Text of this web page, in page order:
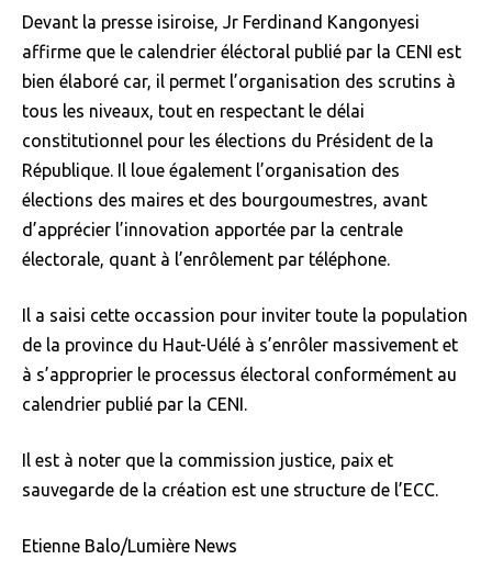
Devant la presse isiroise, Jr Ferdinand Kangonyesi
affirme que le calendrier éléctoral publié par la CENI est
bien élaboré car, il permet l’organisation des scrutins à
tous les niveaux, tout en respectant le délai
constitutionnel pour les élections du Président de la
République. Il loue également l’organisation des
élections des maires et des bourgoumestres, avant
d’apprécier l’innovation apportée par la centrale
électorale, quant à l’enrôlement par téléphone.
Il a saisi cette occassion pour inviter toute la population
de la province du Haut-Uélé à s’enrôler massivement et
à s’approprier le processus électoral conformément au
calendrier publié par la CENI.
Il est à noter que la commission justice, paix et
sauvegarde de la création est une structure de l’ECC.
Etienne Balo/Lumière News